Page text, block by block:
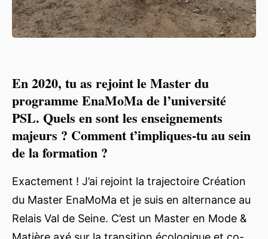
En 2020, tu as rejoint le Master du
programme EnaMoMa de l’université
PSL. Quels en sont les enseignements
majeurs ? Comment t’impliques-tu au sein
de la formation ?
Exactement ! J’ai rejoint la trajectoire Création
du Master EnaMoMa et je suis en alternance au
Relais Val de Seine. C’est un Master en Mode &